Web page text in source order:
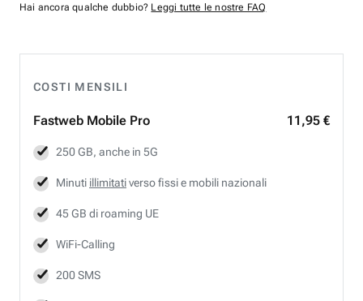
COSTI MENSILI
Fastweb Mobile Pro 11,95 €
250 GB, anche in 5G
Minuti illimitativerso fissi e mobili nazionali
45 GB di roaming UE
WiFi-Calling
200 SMS
Hai ancora qualche dubbio? Leggi tutte le nostre FAQ